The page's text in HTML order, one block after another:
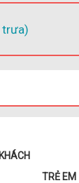
trưa)
TRẺ EM